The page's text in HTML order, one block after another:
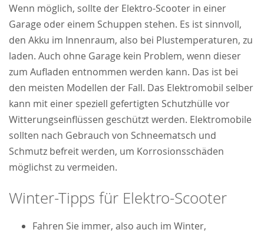
Wenn möglich, sollte der Elektro-Scooter in einer
Garage oder einem Schuppen stehen. Es ist sinnvoll,
den Akku im Innenraum, also bei Plustemperaturen, zu
laden. Auch ohne Garage kein Problem, wenn dieser
zum Aufladen entnommen werden kann. Das ist bei
den meisten Modellen der Fall. Das Elektromobil selber
kann mit einer speziell gefertigten Schutzhülle vor
Witterungseinflüssen geschützt werden. Elektromobile
sollten nach Gebrauch von Schneematsch und
Schmutz befreit werden, um Korrosionsschäden
möglichst zu vermeiden.
Winter-Tipps für Elektro-Scooter
Fahren Sie immer, also auch im Winter,